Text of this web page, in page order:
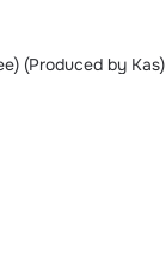
(Produced by Kas)